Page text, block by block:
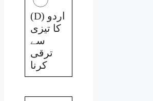
(D) اردو
کا تیزی
سے
ترقی
کرنا